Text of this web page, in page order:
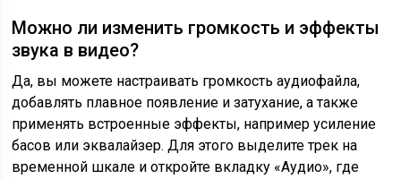
Можно ли изменить громкость и эффекты
звука в видео?
Да, вы можете настраивать громкость аудиофайла,
добавлять плавное появление и затухание, а также
применять встроенные эффекты, например усиление
басов или эквалайзер. Для этого выделите трек на
временной шкале и откройте вкладку «Аудио», где